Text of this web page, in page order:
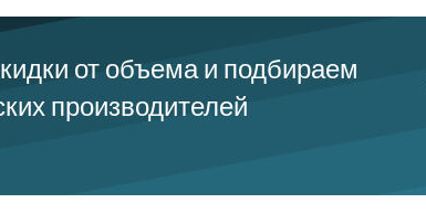
от объема и подбираем
производителей